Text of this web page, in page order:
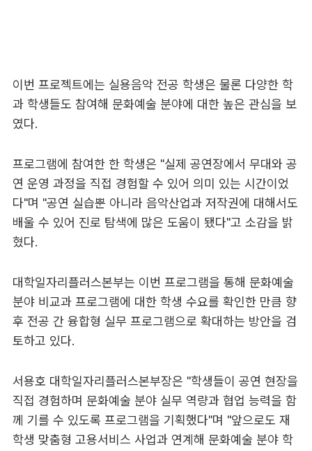
이번 프로젝트에는 실용음악 전공 학생은 물론 다양한 학
과 학생들도 참여해 문화예술 분야에 대한 높은 관심을 보
였다.
프로그램에 참여한 한 학생은 "실제 공연장에서 무대와 공
연 운영 과정을 직접 경험할 수 있어 의미 있는 시간이었
다"며 "공연 실습뿐 아니라 음악산업과 저작권에 대해서도
배울 수 있어 진로 탐색에 많은 도움이 됐다"고 소감을 밝
혔다.
대학일자리플러스본부는 이번 프로그램을 통해 문화예술
분야 비교과 프로그램에 대한 학생 수요를 확인한 만큼 향
후 전공 간 융합형 실무 프로그램으로 확대하는 방안을 검
토하고 있다.
서용호 대학일자리플러스본부장은 "학생들이 공연 현장을
직접 경험하며 문화예술 분야 실무 역량과 협업 능력을 함
께 기를 수 있도록 프로그램을 기획했다"며 "앞으로도 재
학생 맞춤형 고용서비스 사업과 연계해 문화예술 분야 학